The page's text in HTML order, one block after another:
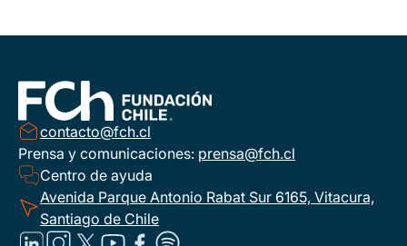
contacto@fch.cl
Prensa y comunicaciones: prensa@fch.cl
Centro de ayuda
Avenida Parque Antonio Rabat Sur 6165, Vitacura,
Santiago de Chile